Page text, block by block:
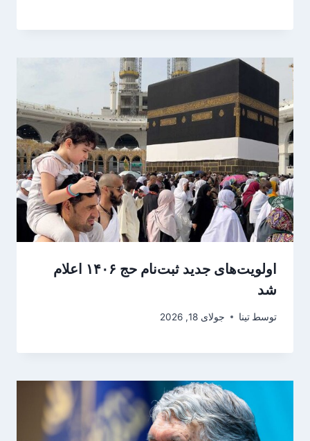
اولویت‌های جدید ثبت‌نام حج ۱۴۰۶ اعلام
شد
توسط تینا جولای 18, 2026